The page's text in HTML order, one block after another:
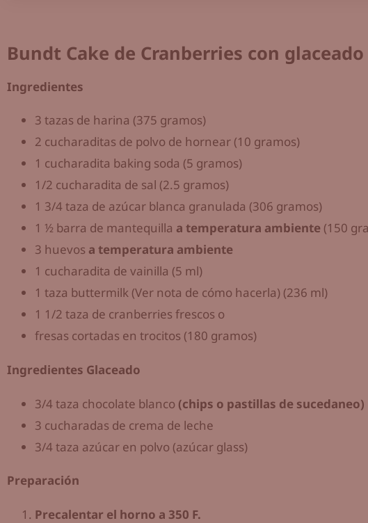
Bundt Cake de Cranberries con
Ingredientes
3 tazas de harina (375 gramos)
2 cucharaditas de polvo de hornear (10 gramos)
1 cucharadita baking soda (5 gramos)
1/2 cucharadita de sal (2.5 gramos)
1 3/4 taza de azúcar blanca granulada (306 gramos)
1 ½ barra de mantequilla a temperatura ambiente (150
3 huevos a temperatura ambiente
1 cucharadita de vainilla (5 ml)
1 taza buttermilk (Ver nota de cómo hacerla) (236 ml)
1 1/2 taza de cranberries frescos o
fresas cortadas en trocitos (180 gramos)
Ingredientes Glaceado
3/4 taza chocolate blanco (chips o pastillas de sucedaneo)
3 cucharadas de crema de leche
3/4 taza azúcar en polvo (azúcar glass)
Preparación
Precalentar el horno a 350 F.